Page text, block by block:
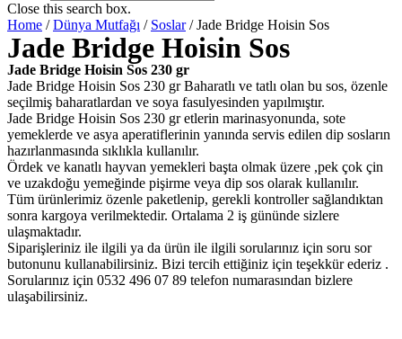
Close this search box.
Home /Dünya Mutfağı / Soslar/ Jade Bridge Hoisin Sos
Jade Bridge Hoisin Sos
Jade Bridge Hoisin Sos 230 gr
Jade Bridge Hoisin Sos 230 gr Baharatlı ve tatlı olan bu sos, özenle
seçilmiş baharatlardan ve soya fasulyesinden yapılmıştır.
Jade Bridge Hoisin Sos 230 gr etlerin marinasyonunda, sote
yemeklerde ve asya aperatiflerinin yanında servis edilen dip sosların
hazırlanmasında sıklıkla kullanılır.
Ördek ve kanatlı hayvan yemekleri başta olmak üzere ,pek çok çin
ve uzakdoğu yemeğinde pişirme veya dip sos olarak kullanılır.
Tüm ürünlerimiz özenle paketlenip, gerekli kontroller sağlandıktan
sonra kargoya verilmektedir. Ortalama 2 iş gününde sizlere
ulaşmaktadır.
Siparişleriniz ile ilgili ya da ürün ile ilgili sorularınız için soru sor
butonunu kullanabilirsiniz. Bizi tercih ettiğiniz için teşekkür ederiz .
Sorularınız için 0532 496 07 89 telefon numarasından bizlere
ulaşabilirsiniz.